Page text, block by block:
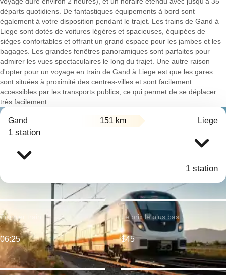
départs quotidiens. De fantastiques équipements à bord sont
également à votre disposition pendant le trajet. Les trains de Gand à
Liege sont dotés de voitures légères et spacieuses, équipées de
sièges confortables et offrant un grand espace pour les jambes et les
bagages. Les grandes fenêtres panoramiques sont parfaites pour
admirer les vues spectaculaires le long du trajet. Une autre raison
d'opter pour un voyage en train de Gand à Liege est que les gares
sont situées à proximité des centres-villes et sont facilement
accessibles par les transports publics, ce qui permet de se déplacer
très facilement.
Gand 151 km Liege
1 station
1 station
Premier train:
06:25
Le prix le plus bas:
$45